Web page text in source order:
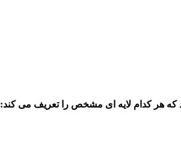
که هر کدام لایه ای مشخص را تعریف می کند: